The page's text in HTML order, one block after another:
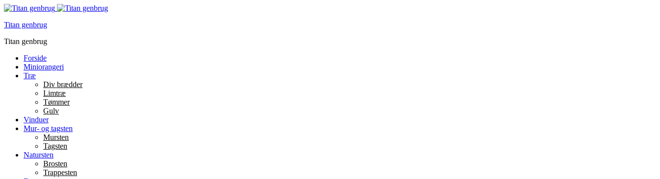
Titan genbrug
Titan genbrug
Forside
Miniorangeri
Træ
Div brædder
Limtræ
Tømmer
Gulv
Vinduer
Mur- og tagsten
Mursten
Tagsten
Natursten
Brosten
Trappesten